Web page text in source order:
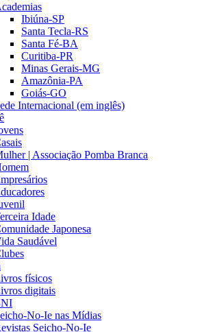
Ibiúna-SP
Santa Tecla-RS
Santa Fé-BA
Curitiba-PR
Minas Gerais-MG
Amazônia-PA
Goiás-GO
Internacional (em inglês)
| Associação Pomba Branca
Idade
Japonesa
Saudável
físicos
digitais
No-Ie nas Mídias
Seicho-No-Ie